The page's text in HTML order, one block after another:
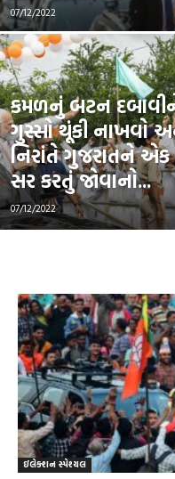
07/12/2022
કમળનું બટન દબાવીને
ગુસ્સો થૂંકી નાખવો
નિરાંતે ગુજરાતને એક
સર કરતું જોવાનો...
07/12/2022
ઇલેક્શન સ્પેશ્યલ